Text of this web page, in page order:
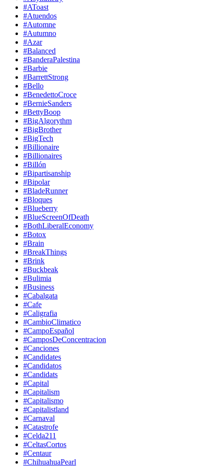
#AToast
#Atuendos
#Automne
#Autumno
#Azar
#Balanced
#BanderaPalestina
#Barbie
#BarrettStrong
#Bello
#BenedettoCroce
#BernieSanders
#BettyBoop
#BigAlgorythm
#BigBrother
#BigTech
#Billionaire
#Billionaires
#Billón
#Bipartisanship
#Bipolar
#BladeRunner
#Bloques
#Blueberry
#BlueScreenOfDeath
#BothLiberalEconomy
#Botox
#Brain
#BreakThings
#Brink
#Buckbeak
#Bulimia
#Business
#Cabalgata
#Cafe
#Caligrafia
#CambioClimatico
#CampoEspañol
#CamposDeConcentracion
#Canciones
#Candidates
#Candidatos
#Candidats
#Capital
#Capitalism
#Capitalismo
#Capitalistland
#Carnaval
#Catastrofe
#Celda211
#CeltasCortos
#Centaur
#ChihuahuaPearl